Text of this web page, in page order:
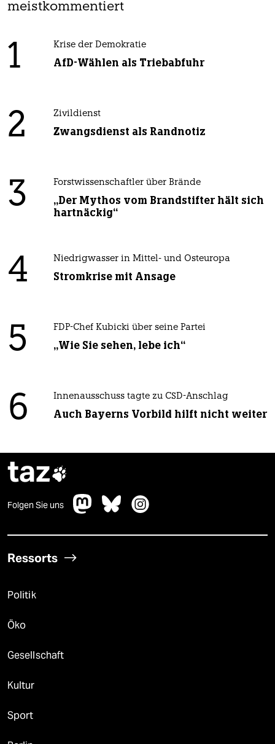
meistkommentiert
1 Krise der Demokratie
AfD-Wählen als Triebabfuhr
2 Zivildienst
Zwangsdienst als Randnotiz
3 Forstwissenschaftler über Brände
„Der Mythos vom Brandstifter hält sich
hartnäckig“
4 Niedrigwasser in Mittel- und Osteuropa
Stromkrise mit Ansage
5 FDP-Chef Kubicki über seine Partei
„Wie Sie sehen, lebe ich“
6 Innenausschuss tagte zu CSD-Anschlag
Auch Bayerns Vorbild hilft nicht weiter
taz
Folgen Sie uns
Ressorts
Politik
Öko
Gesellschaft
Kultur
Sport